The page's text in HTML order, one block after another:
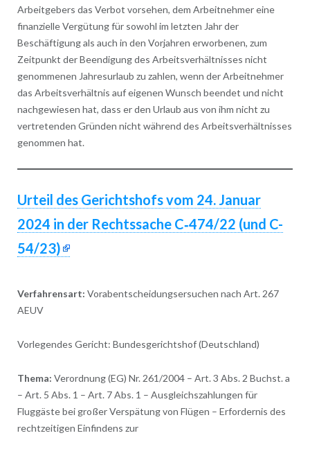
Arbeitgebers das Verbot vorsehen, dem Arbeitnehmer eine
finanzielle Vergütung für sowohl im letzten Jahr der
Beschäftigung als auch in den Vorjahren erworbenen, zum
Zeitpunkt der Beendigung des Arbeitsverhältnisses nicht
genommenen Jahresurlaub zu zahlen, wenn der Arbeitnehmer
das Arbeitsverhältnis auf eigenen Wunsch beendet und nicht
nachgewiesen hat, dass er den Urlaub aus von ihm nicht zu
vertretenden Gründen nicht während des Arbeitsverhältnisses
genommen hat.
Urteil des Gerichtshofs vom 24. Januar
2024 in der Rechtssache C‑474/22 (und C-
54/23)
Verfahrensart: Vorabentscheidungsersuchen nach Art. 267
AEUV
Vorlegendes Gericht: Bundesgerichtshof (Deutschland)
Thema: Verordnung (EG) Nr. 261/2004 – Art. 3 Abs. 2 Buchst. a
– Art. 5 Abs. 1 – Art. 7 Abs. 1 – Ausgleichszahlungen für
Fluggäste bei großer Verspätung von Flügen – Erfordernis des
rechtzeitigen Einfindens zur